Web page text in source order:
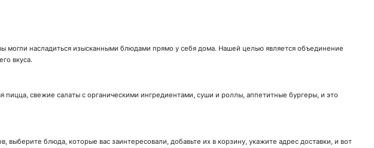
могли насладиться изысканными блюдами прямо у себя дома. Нашей целью является объединение
вкуса.
свежие салаты с органическими ингредиентами, суши и роллы, аппетитные бургеры, и это
блюда, которые вас заинтересовали, добавьте их в корзину, укажите адрес доставки, и вот